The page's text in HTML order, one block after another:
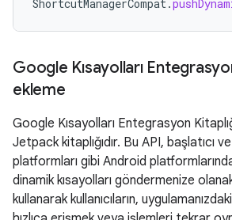
ShortcutManagerCompat.
Google Kısayolları
ekleme
Google Kısayolları Entegrasyon
Jetpack kitaplığıdır. Bu API, başlatıcı
platformları gibi Android
dinamik kısayolları göndermenize
kullanarak kullanıcıların,